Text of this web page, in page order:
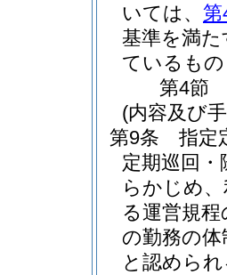
いては、 第
基準を満
ているも
第4節
(内容及び
第9条
指定
定期巡回
らかじめ
る運営規
の勤務の
と認めら